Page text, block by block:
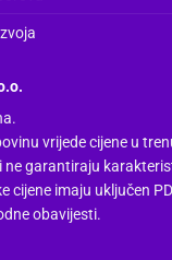
vrijede cijene u
ne garantiraju
cijene imaju uključen
obavijesti.